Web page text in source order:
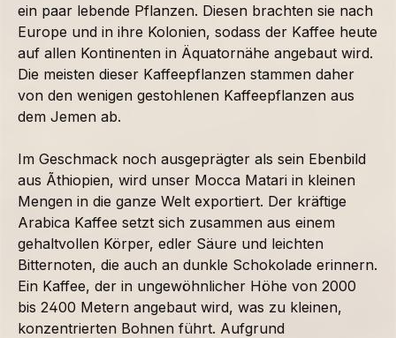
ein paar lebende Pflanzen. Diesen brachten sie nach
Europe und in ihre Kolonien, sodass der Kaffee heute
auf allen Kontinenten in Äquatornähe angebaut wird.
Die meisten dieser Kaffeepflanzen stammen daher
von den wenigen gestohlenen Kaffeepflanzen aus
dem Jemen ab.
Im Geschmack noch ausgeprägter als sein Ebenbild
aus Ãthiopien, wird unser Mocca Matari in kleinen
Mengen in die ganze Welt exportiert. Der kräftige
Arabica Kaffee setzt sich zusammen aus einem
gehaltvollen Körper, edler Säure und leichten
Bitternoten, die auch an dunkle Schokolade erinnern.
Ein Kaffee, der in ungewöhnlicher Höhe von 2000
bis 2400 Metern angebaut wird, was zu kleinen,
konzentrierten Bohnen führt. Aufgrund